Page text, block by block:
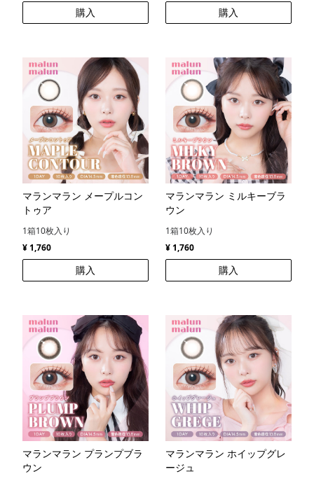
購入 購入
マランマラン メープルコン
トゥア
1箱10枚入り
¥ 1,760
購入
マランマラン ミルキーブラ
ウン
1箱10枚入り
¥ 1,760
購入
マランマラン プランプブラ
ウン
マランマラン ホイップグレ
ージュ